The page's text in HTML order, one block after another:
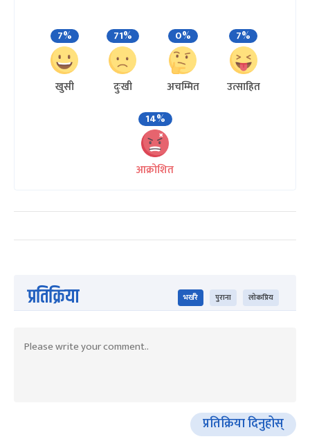
7%
खुसी
71%
दुःखी
0%
अचम्मित
7%
उत्साहित
14%
आक्रोशित
प्रतिक्रिया भर्खरै पुराना लोकप्रिय
प्रतिक्रिया दिनुहोस्